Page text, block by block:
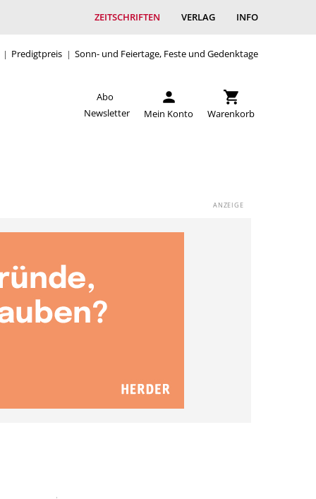
ZEITSCHRIFTEN VERLAG INFO
Predigtpreis Sonn- und Feiertage, Feste und Gedenktage
Abo
Newsletter
Mein Konto Warenkorb